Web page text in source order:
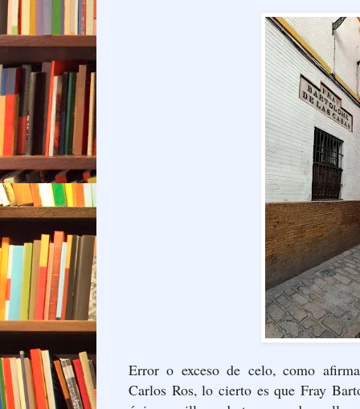
Error o exceso de celo, como
Carlos Ros, lo cierto es que Fray